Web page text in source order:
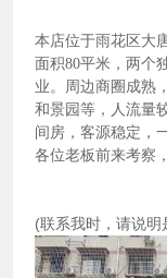
本店位于雨花区大
面积80平米，两个
业。周边商圈成熟
和景园等，人流量
间房，客源稳定，
各位老板前来考察
(联系我时，请说